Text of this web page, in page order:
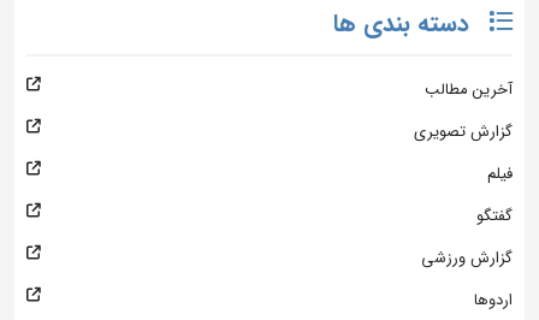
دسته بندی ها
آخرین مطالب
گزارش تصویری
فیلم
گفتگو
گزارش ورزشی
اردوها